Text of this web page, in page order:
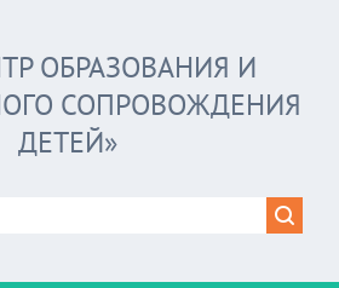
ОБРАЗОВАНИЯ И
СОПРОВОЖДЕНИЯ
ДЕТЕЙ»